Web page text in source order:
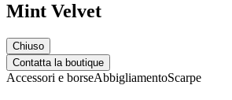
Mint Velvet
Chiuso
Contatta la boutique
Accessori e borseAbbigliamentoScarpe